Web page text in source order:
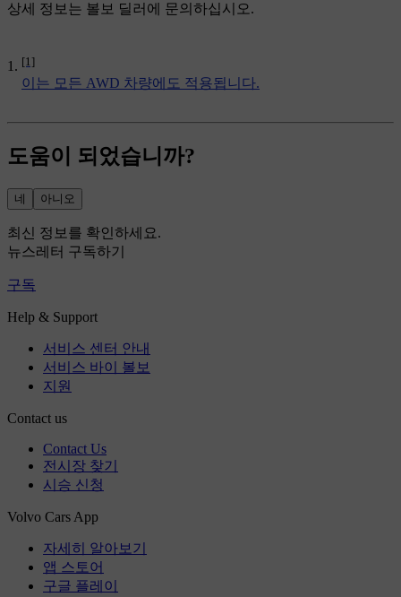
상세 정보는 볼보 딜러에 문의하십시오.
[1]
이는 모든 AWD 차량에도 적용됩니다.
도움이 되었습니까?
네 아니오